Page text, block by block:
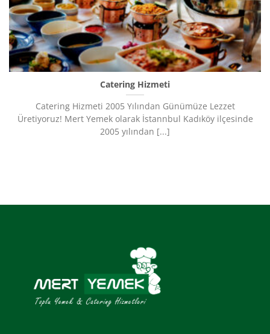
Catering Hizmeti
Catering Hizmeti 2005 Yılından Günümüze Lezzet
Üretiyoruz!​ Mert Yemek olarak İstannbul Kadıköy ilçesinde
2005 yılından [...]